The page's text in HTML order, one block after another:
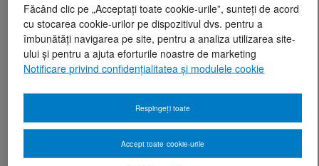
Făcând clic pe „Acceptați toate cookie-urile”, sunteți de acord
cu stocarea cookie-urilor pe dispozitivul dvs. pentru a
îmbunătăți navigarea pe site, pentru a analiza utilizarea site-
ului și pentru a ajuta eforturile noastre de marketing
Notificare privind confidențialitatea și modulele cookie
Respingeți toate
Accept toate cookie-urile